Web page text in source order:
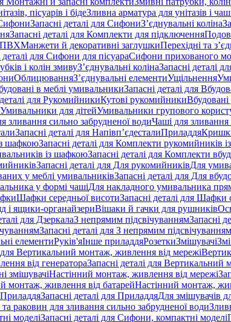
пісуарів і бідеЗливна арматура для унітазів і
Запасні деталі для СифониЗ’єднувальні коліна
Запасні деталі для Комплекти для підключення
ПВХМанжети й декоративні заглушкиПерехідні та
деталі для Сифони для пісуараСифони прихованого
і колін змивуЗ’єднувальні колінаЗапасні деталі
ОблицюванняЗ’єднувальні елементиУщільнення
в меблі умивальникиЗапасні деталі для
для РукомийникиКутові рукомийники
Умивальники для дітейУмивальники групового
зливання сильно забрудненої водиЧаші для зливання
Запасні деталі для Напівп’єдесталиПриладдя
шафкоюЗапасні деталі для Комплекти рукомийників
із шафкоюЗапасні деталі для Комплекти
Запасні деталі для Для рукомийниківДля
у меблі умивальниківЗапасні деталі для Для
у формі чашіДля накладного умивальника
Шафки середньої висотиЗапасні деталі для Шафки
і ящики-органайзериВішаки й гачки для рушників
для ДзеркалаЗ непрямим підсвічуваннямЗапасні
Запасні деталі для З непрямим підсвічуванням
елементиРуків'яІнше приладдяРозеткиЗмішувачі
для Вертикальний монтаж, живлення від мережі
від генератораЗапасні деталі для
змішувачіНастінний монтаж, живлення від мережі
монтаж, живлення від батарейНастінний монтаж,
ПриладдяЗапасні деталі для ПриладдяДля змішувачів
раковин для зливання сильно забрудненої води
моделіЗапасні деталі для Сифони, компактні моделі